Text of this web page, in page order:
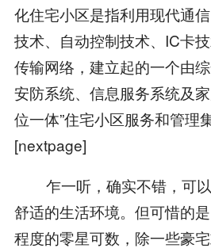
化住宅小区是指利用现代通
技术、自动控制技术、IC卡
传输网络，建立起的一个由
安防系统、信息服务系统及
位一体”住宅小区服务和管理
[nextpage]
乍一听，确实不错，可以
舒适的生活环境。但可惜的
程度的零星可数，除一些豪